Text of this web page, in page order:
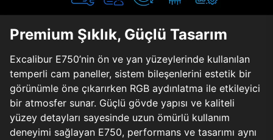
Premium Şıklık, Güçlü Tasarım
Excalibur E750’nin ön ve yan yüzeylerinde kullanılan
temperli cam paneller, sistem bileşenlerini estetik bir
görünümle öne çıkarırken RGB aydınlatma ile etkileyici
bir atmosfer sunar. Güçlü gövde yapısı ve kaliteli
yüzey detayları sayesinde uzun ömürlü kullanım
deneyimi sağlayan E750, performans ve tasarımı aynı